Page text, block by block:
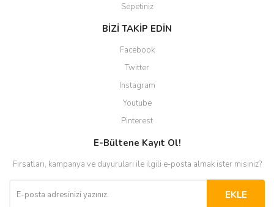
Sepetiniz
BİZİ TAKİP EDİN
Facebook
Twitter
Instagram
Youtube
Pinterest
E-Bültene Kayıt Ol!
Fırsatları, kampanya ve duyuruları ile ilgili e-posta almak ister misiniz?
EKLE